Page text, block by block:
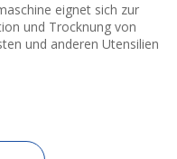
eignet sich zur
und Trocknung von
und anderen Utensilien